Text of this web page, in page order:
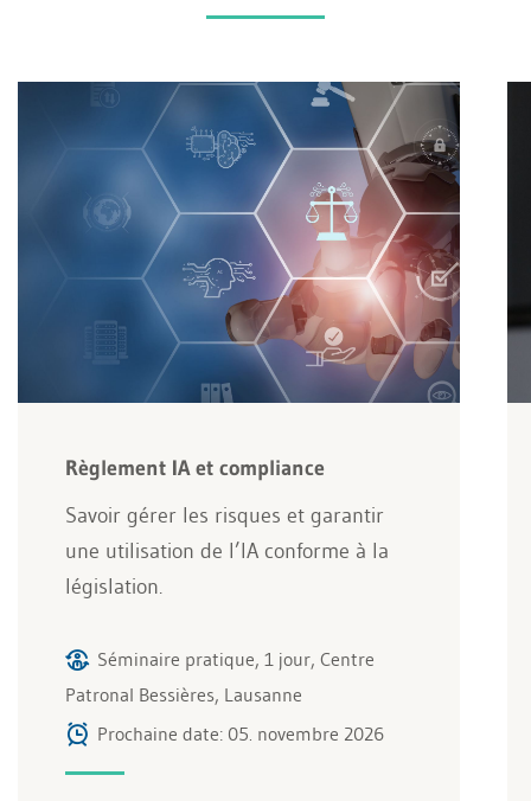
Règlement IA et compliance
Savoir gérer les risques et garantir
une utilisation de l’IA conforme à la
législation.
Séminaire pratique, 1 jour, Centre
Patronal Bessières, Lausanne
Prochaine date: 05. novembre 2026